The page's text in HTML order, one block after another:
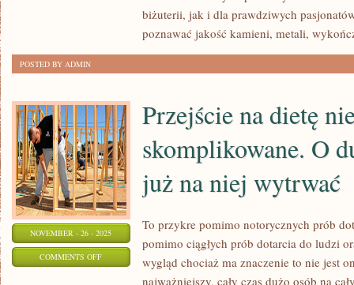
BIŻUTERIA
biżuterii, jak i dla prawdziwych
poznawać jakość kamieni, metali,
POSTED BY ADMIN
NOVEMBER - 26 - 2025
COMMENTS OFFON
Przejście na dietę
skomplikowane. O
już na niej wytrwać
To przykre pomimo notorycznych prób
pomimo ciągłych prób dotarcia do ludzi
wygląd chociaż ma znaczenie to nie jest
najważniejszy, cały czas dużo osób na